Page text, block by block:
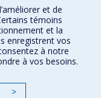
et de
témoins
et la
enregistrent vos
à notre
à vos besoins.
>